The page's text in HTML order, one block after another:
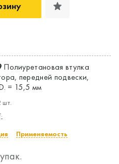
Нет, выбрать другой
Полиуретановая втулка
передней подвески,
= 15,5 мм
шт.
Применяемость